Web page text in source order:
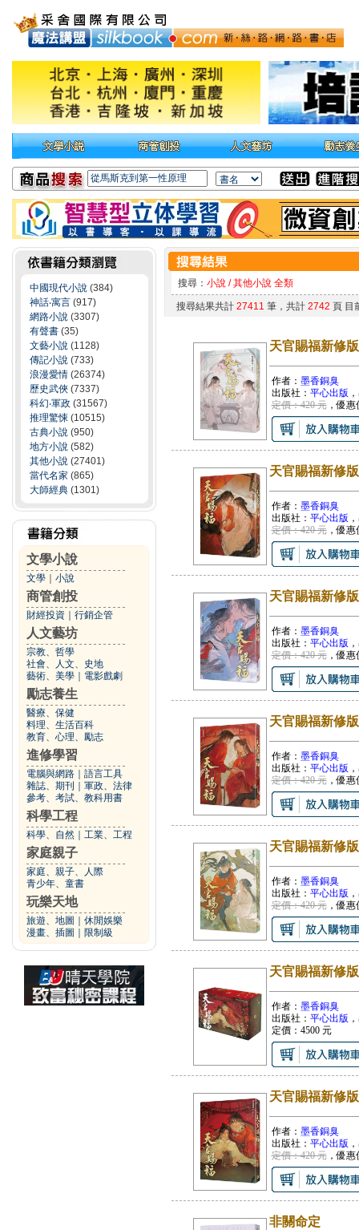
中國現代小說 (384)
神話‧寓言 (917)
網路小說 (3307)
有聲書 (35)
文藝小說 (1128)
傳記小說 (733)
浪漫愛情 (26374)
歷史武俠 (7337)
科幻‧軍政 (31567)
推理驚悚 (10515)
古典小說 (950)
地方小說 (582)
其他小說 (27401)
當代名家 (865)
大師經典 (1301)
文學小說
文學 小說
商管創投
財經投資 行銷企管
人文藝坊
宗教、哲學
社會、人文、史地
藝術、美學
電影戲劇
勵志養生
醫療、保健
料理、生活百科
教育、心理、勵志
進修學習
電腦與網路
語言工具
雜誌、期刊
軍政、法律
參考、考試、教科用書
科學工程
科學、自然 工業、工程
家庭親子
家庭、親子、人際
青少年、童書
玩樂天地
旅遊、地圖
休閒娛樂
漫畫、插圖
限制級
搜尋： 小說 / 其他小說 全類
搜尋結果共計 27411 筆，共計 2742 頁 目
天官賜福新修
作者： 墨香銅臭
出版社： 平心出版
定價：420 元，優惠
天官賜福新修
作者： 墨香銅臭
出版社： 平心出版
定價：420 元，優惠
天官賜福新修
作者： 墨香銅臭
出版社： 平心出版
定價：420 元，優惠
天官賜福新修
作者： 墨香銅臭
出版社： 平心出版
定價：420 元，優惠
天官賜福新修
作者： 墨香銅臭
出版社： 平心出版
定價：420 元，優惠
天官賜福新修
作者： 墨香銅臭
出版社： 平心出版
定價： 4500元
天官賜福新修
作者： 墨香銅臭
出版社： 平心出版
定價：420 元，優惠
非關命定